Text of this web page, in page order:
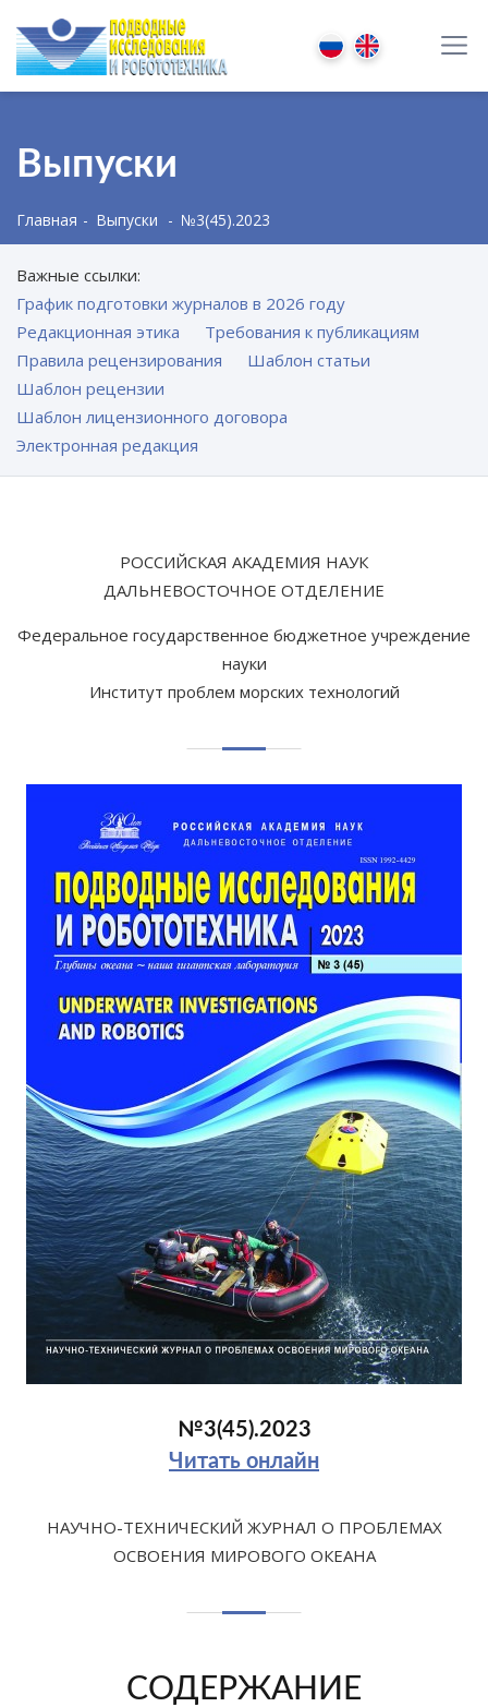
Выпуски
Главная Выпуски №3(45).2023
Важные ссылки:
График подготовки журналов в 2026 году
Редакционная этика
Требования к публикациям
Правила рецензирования
Шаблон статьи
Шаблон рецензии
Шаблон лицензионного договора
Электронная редакция
РОССИЙСКАЯ АКАДЕМИЯ НАУК
ДАЛЬНЕВОСТОЧНОЕ ОТДЕЛЕНИЕ
Федеральное государственное бюджетное учреждение
науки
Институт проблем морских технологий
№3(45).2023
Читать онлайн
НАУЧНО-ТЕХНИЧЕСКИЙ ЖУРНАЛ О ПРОБЛЕМАХ
ОСВОЕНИЯ МИРОВОГО ОКЕАНА
СОДЕРЖАНИЕ